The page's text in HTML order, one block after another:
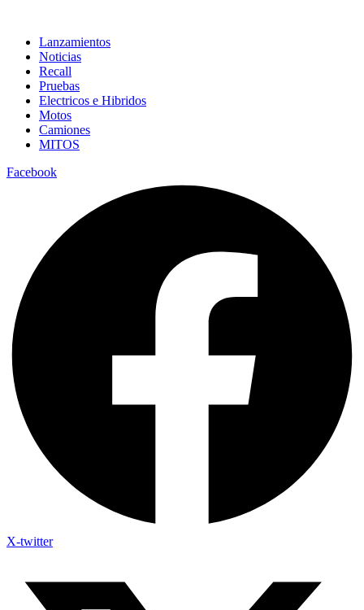
Lanzamientos
Noticias
Recall
Pruebas
Electricos e Hibridos
Motos
Camiones
MITOS
Facebook
X-twitter